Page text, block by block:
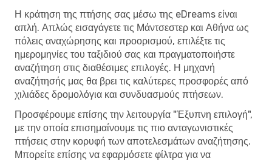
Η κράτηση της πτήσης σας μέσω της eDreams είναι
απλή. Απλώς εισαγάγετε τις Μάντσεστερ και Αθήνα ως
πόλεις αναχώρησης και προορισμού, επιλέξτε τις
ημερομηνίες του ταξιδιού σας και πραγματοποιήστε
αναζήτηση στις διαθέσιμες επιλογές. Η μηχανή
αναζήτησής μας θα βρει τις καλύτερες προσφορές από
χιλιάδες δρομολόγια και συνδυασμούς πτήσεων.
Προσφέρουμε επίσης την λειτουργία "Έξυπνη επιλογή",
με την οποία επισημαίνουμε τις πιο ανταγωνιστικές
πτήσεις στην κορυφή των αποτελεσμάτων αναζήτησης.
Μπορείτε επίσης να εφαρμόσετε φίλτρα για να